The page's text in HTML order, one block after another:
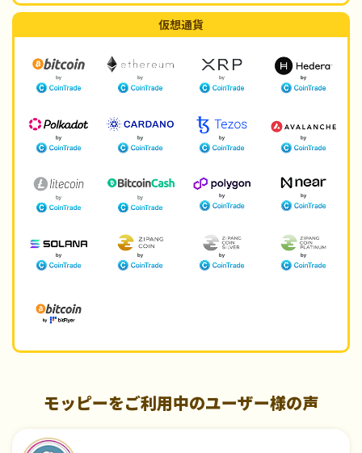
仮想通貨
モッピーをご利用中のユーザー様の声